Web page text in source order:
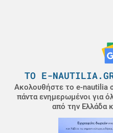
ΤΟ E-NAUTILIA.GR
Ακολουθήστε το e-nautilia
πάντα ενημερωμένοι για
από την Ελλάδα